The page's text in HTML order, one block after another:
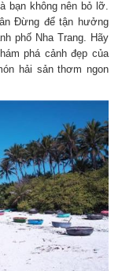
bạn không nên bỏ lỡ.
Đừng để tận hưởng
phố Nha Trang. Hãy
phá cảnh đẹp của
hải sản thơm ngon